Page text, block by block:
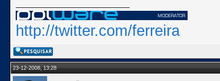
http://twitter.com/ferreira
23-12-2008, 13:28